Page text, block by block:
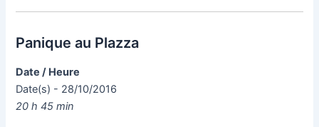
Panique au Plazza
Date / Heure
Date(s) - 28/10/2016
20 h 45 min